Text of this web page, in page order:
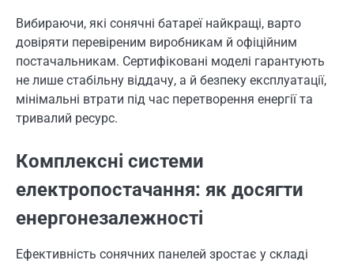
Вибираючи, які сонячні батареї найкращі, варто
довіряти перевіреним виробникам й офіційним
постачальникам. Сертифіковані моделі гарантують
не лише стабільну віддачу, а й безпеку експлуатації,
мінімальні втрати під час перетворення енергії та
тривалий ресурс.
Комплексні системи
електропостачання: як досягти
енергонезалежності
Ефективність сонячних панелей зростає у складі